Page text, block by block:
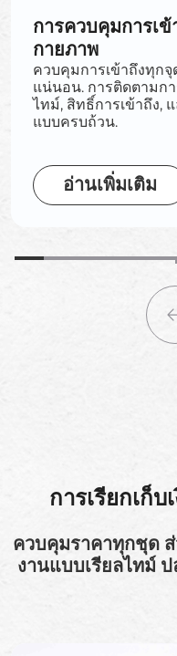
การควบคุมการเข้
กายภาพ
ควบคุมการเข้าถึงทุก
แน่นอน. การติดตามกา
ไทม์, สิทธิ์การเข้าถึง,
แบบครบถ้วน.
อ่านเพิ่มเติม
การเรียกเก็
ควบคุมราคาทุกชุด
งานแบบเรียลไทม์